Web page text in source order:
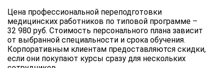
Цена профессиональной переподготовки
медицинских работников по типовой программе –
32 980 руб. Стоимость персонального плана зависит
от выбранной специальности и срока обучения.
Корпоративным клиентам предоставляются скидки,
если они покупают курсы сразу для нескольких